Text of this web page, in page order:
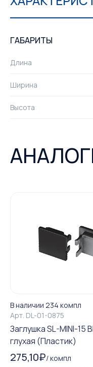
ГАБАРИТЫ
Длина
Ширина
Высота
В наличии 234 компл
Арт. DL-01-0875
Заглушка SL-MINI-15
глухая (Пластик)
275,10₽/компл